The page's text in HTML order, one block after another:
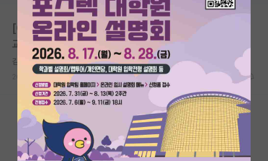
대학원생 모집
국내대학원 정보
연구실&오픈랩
커뮤니티
커뮤니티 홈
전체글보기
베스트 게시판
[6/20 세미나] 풀펀딩 박사 합격자 토크 - 김박사넷 유학
교육 6주년 기념
김박사넷 유학교육
2026.06.09 98 6693